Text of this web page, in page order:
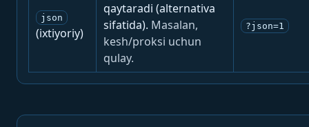
json
(ixtiyoriy)
qaytaradi (alternativa
sifatida). Masalan,
kesh/proksi uchun
qulay.
?json=1